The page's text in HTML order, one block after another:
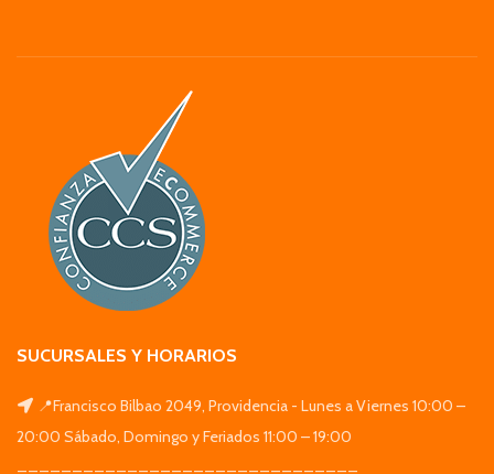
SUCURSALES Y HORARIOS
📍Francisco Bilbao 2049, Providencia - Lunes a Viernes 10:00 –
20:00 Sábado, Domingo y Feriados 11:00 – 19:00